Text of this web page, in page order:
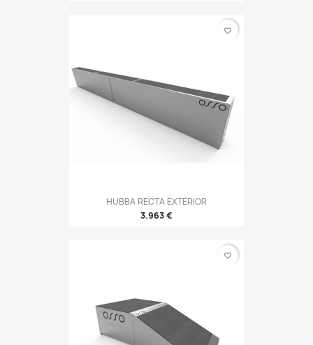
HUBBA RECTA EXTERIOR
3.963 €
favorite_border
favorite_border